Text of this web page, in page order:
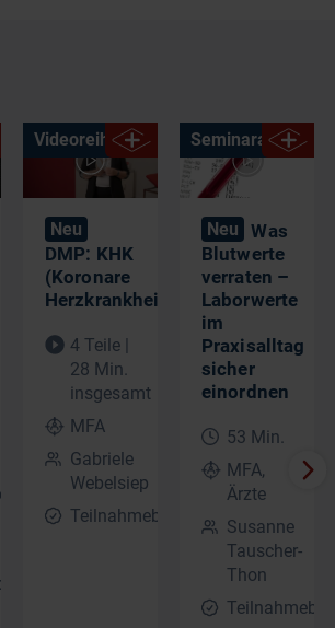
Neu
DMP: KHK
(Koronare
Herzkrankheit)
4 Teile |
28 Min.
insgesamt
MFA
Gabriele
Webelsiep
Teilnahmebescheinigung
Videoreihe
Neu
Was
Blutwerte
verraten –
Laborwerte
im
Praxisalltag
sicher
einordnen
53 Min.
MFA,
Ärzte
Susanne
Tauscher-
Thon